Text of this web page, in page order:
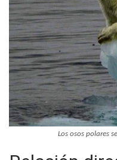
Los osos polares